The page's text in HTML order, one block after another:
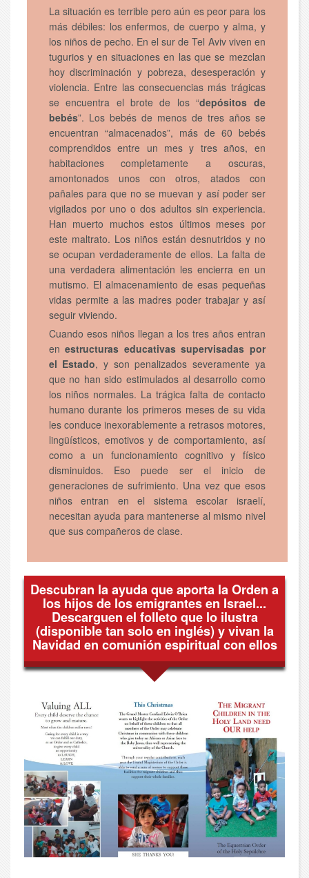
La situación es terrible pero aún es peor para los
más débiles: los enfermos, de cuerpo y alma, y
los niños de pecho. En el sur de Tel Aviv viven en
tugurios y en situaciones en las que se mezclan
hoy discriminación y pobreza, desesperación y
violencia. Entre las consecuencias más trágicas
se encuentra el brote de los “depósitos de
bebés”. Los bebés de menos de tres años se
encuentran “almacenados”, más de 60 bebés
comprendidos entre un mes y tres años, en
habitaciones completamente a oscuras,
amontonados unos con otros, atados con
pañales para que no se muevan y así poder ser
vigilados por uno o dos adultos sin experiencia.
Han muerto muchos estos últimos meses por
este maltrato. Los niños están desnutridos y no
se ocupan verdaderamente de ellos. La falta de
una verdadera alimentación les encierra en un
mutismo. El almacenamiento de esas pequeñas
vidas permite a las madres poder trabajar y así
seguir viviendo.
Cuando esos niños llegan a los tres años entran
enestructuras educativas supervisadas por
el Estado, y son penalizados severamente ya
que no han sido estimulados al desarrollo como
los niños normales. La trágica falta de contacto
humano durante los primeros meses de su vida
les conduce inexorablemente a retrasos motores,
lingüísticos, emotivos y de comportamiento, así
como a un funcionamiento cognitivo y físico
disminuidos. Eso puede ser el inicio de
generaciones de sufrimiento. Una vez que esos
niños entran en el sistema escolar israelí,
necesitan ayuda para mantenerse al mismo nivel
que sus compañeros de clase.
Descubran la ayuda que aporta la Orden a
los hijos de los emigrantes en Israel...
Descarguen el folleto que lo ilustra
(disponible tan solo en inglés) y vivan la
Navidad en comunión espiritual con ellos